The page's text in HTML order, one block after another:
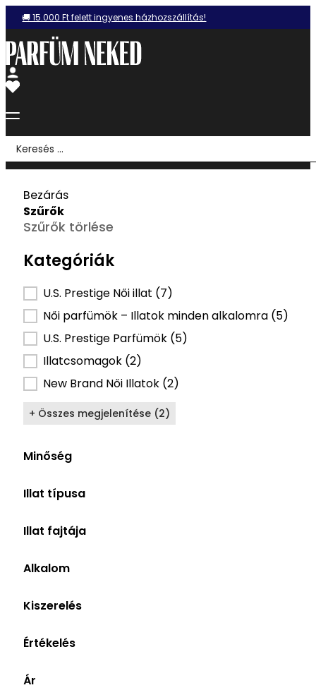
🚚 15.000 Ft felett ingyenes házhozszállítás!
Search
...
Bezárás
Szűrők
Szűrők törlése
Kategóriák
Kategória szűrő
U.S. Prestige Női illat (7)
Női parfümök – Illatok minden alkalomra (5)
U.S. Prestige Parfümök (5)
Illatcsomagok (2)
New Brand Női Illatok (2)
+ Összes megjelenítése (2)
Minőség
Illat típusa
Illat fajtája
Alkalom
Kiszerelés
Értékelés
Értékelések
5 out of 5
5 stars
Ár